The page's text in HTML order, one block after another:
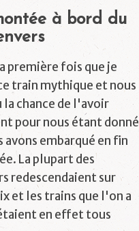
à bord du
première fois que je
train mythique et nous
la chance de l'avoir
pour nous étant donné
avons embarqué en fin
La plupart des
redescendaient sur
et les trains que l'on a
en effet tous